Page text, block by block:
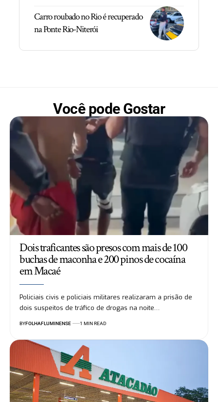
Carro roubado no Rio é recuperado
na Ponte Rio-Niterói
Você pode Gostar
Dois traficantes são presos com mais de 100
buchas de maconha e 200 pinos de cocaína
em Macaé
Policiais civis e policiais militares realizaram a prisão de
dois suspeitos de tráfico de drogas na noite…
BYFOLHAFLUMINENSE 1 MIN READ